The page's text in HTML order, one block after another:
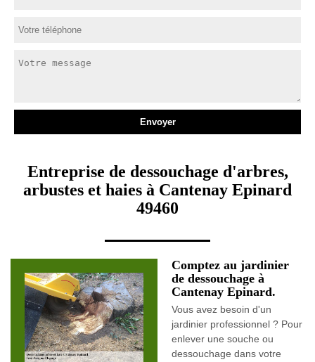
Entreprise de dessouchage d'arbres,
arbustes et haies à Cantenay Epinard
49460
Comptez au jardinier
de dessouchage à
Cantenay Epinard.
Vous avez besoin d'un
jardinier professionnel ? Pour
enlever une souche ou
dessouchage dans votre